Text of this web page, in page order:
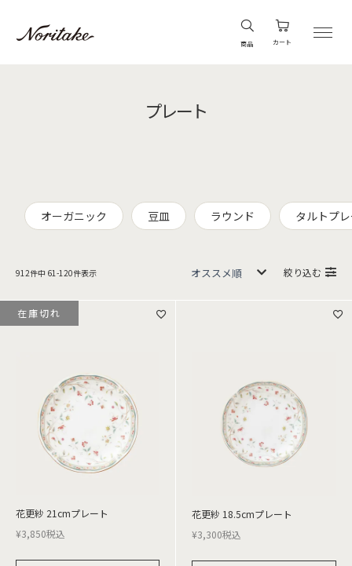
商品 カート
プレート
オーガニック 豆皿 ラウンド タルトプ
912件中 61 -120件表示 絞り込む
花更紗 21cmプレート
¥3,850税込
在庫切れ
花更紗 18.5cmプレート
¥3,300税込